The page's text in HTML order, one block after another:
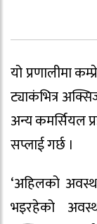
यो प्रणालीमा
ट्याकंभित्र
अन्य कमर्सियल
सप्लाई गर्छ ।
‘अहिलको
भइरहेको